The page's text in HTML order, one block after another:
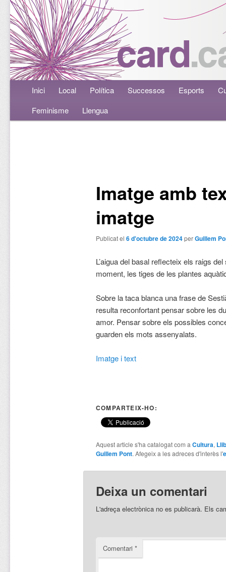
Menú principalAneu al contingut principal
Aneu al contingut secundari
Inici Local Política Successos Esports
Feminisme
Llengua
Imatge amb
imatge
Publicat el 6 d'octubre de 2024perGuillem
L’aigua del basal reflecteix els raigs
moment, les tiges de les plantes
Sobre la taca blanca una frase de
resulta reconfortant pensar sobre les
amor. Pensar sobre els possibles
guarden els mots assenyalats.
Imatge i text
COMPARTEIX-HO:
Aquest article s'ha catalogat com a Cultura,
Guillem Pont. Afegeix a les adreces d'interès l'
Deixa un comentari
L'adreça electrònica no es publicarà. Els
Comentari *